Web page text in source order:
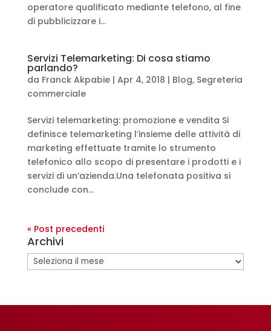
operatore qualificato mediante telefono, al fine
di pubblicizzare i...
Servizi Telemarketing: Di cosa stiamo
parlando?
da Franck Akpabie| Apr 4, 2018 | Blog, Segreteria
commerciale
Servizi telemarketing: promozione e vendita Si
definisce telemarketing l’insieme delle attività di
marketing effettuate tramite lo strumento
telefonico allo scopo di presentare i prodotti e i
servizi di un’azienda.Una telefonata positiva si
conclude con...
« Post precedenti
Archivi
Archivi